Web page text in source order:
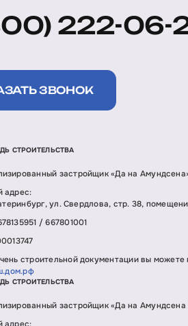
222-06-
ЗВОНОК
СТРОИТЕЛЬСТВА
застройщик «Да на
адрес:
ул. Свердлова, стр. 38,
/ 667801001
строительной документации вы можете
СТРОИТЕЛЬСТВА
застройщик «Да на Амундсена